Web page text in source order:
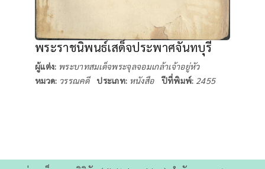
พระราชนิพนธ์เสด็จประพาศจันทบุรี
ผู้แต่ง: พระบาทสมเด็จพระจุลจอมเกล้าเจ้าอยู่หัว
หมวด: วรรณคดี ประเภท: หนังสือ ปีที่พิมพ์: 2455